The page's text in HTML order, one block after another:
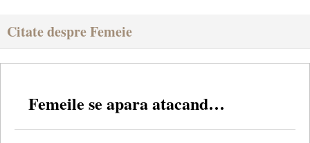
Citate despre Femeie
Femeile se apara atacand…